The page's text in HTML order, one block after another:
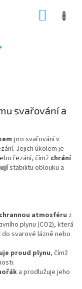
svařování a
pro svařování v
Jejich úkolem je
řezání, čímž chrání
stabilitu oblouku a
atmosféru z
plynu (CO2), která
svarové lázně nebo
proud plynu, čímž
a prodlužuje jeho